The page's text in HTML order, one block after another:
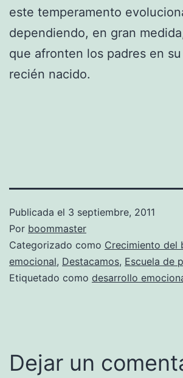
este temperamento
dependiendo, en gran
que afronten los padres en
recién nacido.
Publicada el 3 septiembre, 2011
Por boommaster
Categorizado como Crecimiento del
emocional, Destacamos, Escuela de
Etiquetado como desarrollo
Dejar un